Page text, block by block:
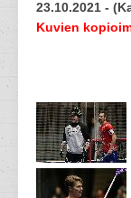
23.10.2021 -
Kuvien